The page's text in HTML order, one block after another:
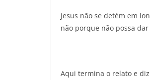
Jesus não se detém em
não porque não possa
Aqui termina o relato e